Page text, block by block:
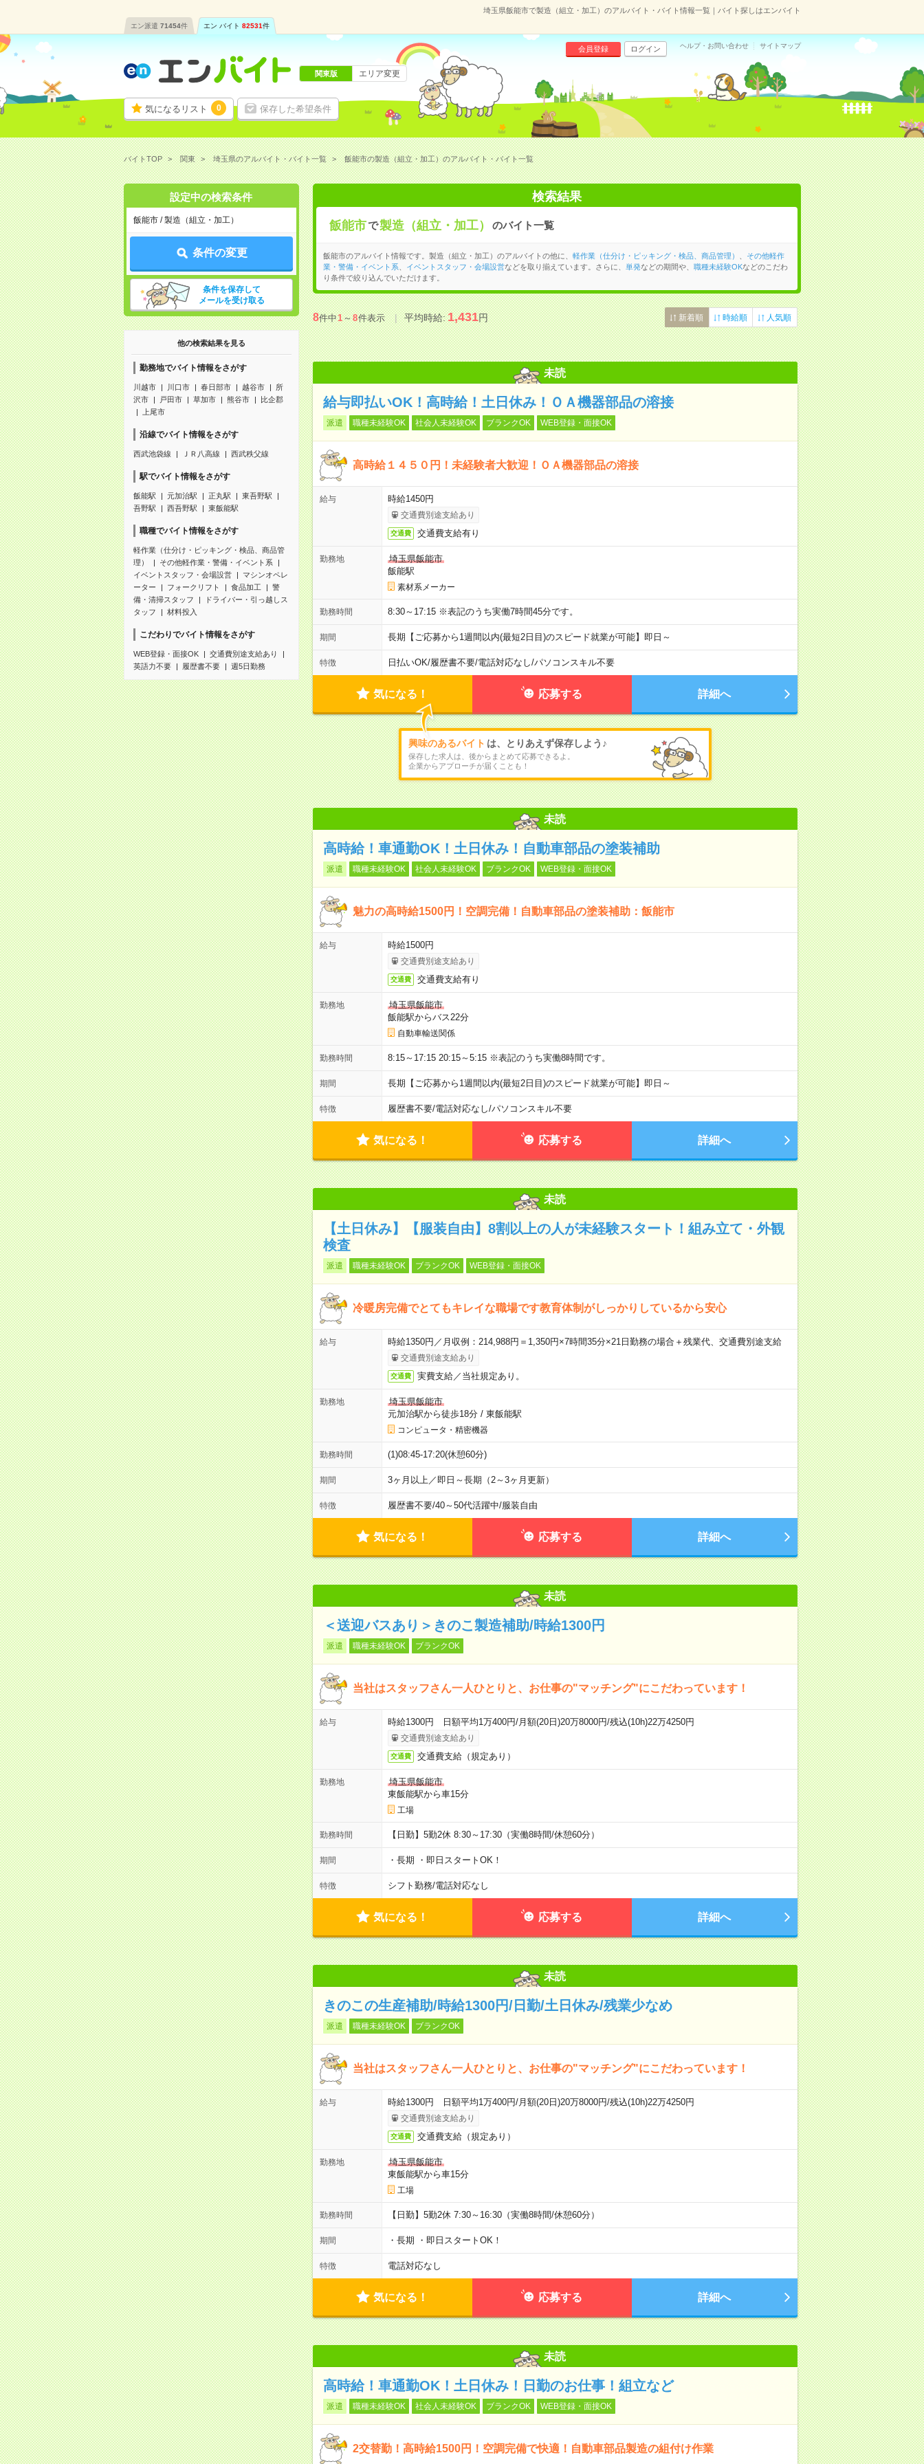
埼玉県飯能市で製造（組立・加工）のアルバイト・バイト情報一覧｜バイト探しはエンバイト
エン派遣 71454件 エン バイト 82531件
気になるリスト 0 保存した希望条件
会員登録 ログイン ヘルプ・お問い合わせ サイトマップ
関東版 エリア変更
バイトTOP 関東 埼玉県のアルバイト・バイト一覧 飯能市の製造（組立・加工）のアルバイト・バイト一覧
設定中の検索条件
飯能市 / 製造（組立・加工）
条件の変更
条件を保存して
メールを受け取る
他の検索結果を見る
勤務地でバイト情報をさがす
川越市 川口市 春日部市 越谷市
所
沢市
戸田市 草加市 熊谷市
比企郡
上尾市
沿線でバイト情報をさがす
西武池袋線 ＪＲ八高線 西武秩父線
駅でバイト情報をさがす
飯能駅 元加治駅 正丸駅
東吾野駅
吾野駅
西吾野駅 東飯能駅
職種でバイト情報をさがす
軽作業（仕分け・ピッキング・検品、商品管
理）
その他軽作業・警備・イベント系
イベントスタッフ・会場設営
マシンオペレ
ーター
フォークリフト 食品加工
警
備・清掃スタッフ
ドライバー・引っ越しス
タッフ
材料投入
こだわりでバイト情報をさがす
WEB登録・面接OK
交通費別途支給あり
英語力不要
履歴書不要 週5日勤務
検索結果
飯能市で製造（組立・加工） のバイト一覧
飯能市のアルバイト情報です。製造（組立・加工）のアルバイトの他に、 軽作業（仕分け・ピッキング・検品、商品管理）
その他軽作
業・警備・イベント系
イベントスタッフ・会場設営などを取り揃えています。さらに、 単発などの期間や、 職種未経験OKなどのこだわ
り条件で絞り込んでいただけます。
8件中1～8件表示 平均時給:1,431円 新着順 時給順 人気順
未読
給与即払いOK！高時給！土日休み！ＯＡ機器部品の溶接
派遣 職種未経験OK 社会人未経験OK ブランクOK WEB登録・面接OK
高時給１４５０円！未経験者大歓迎！ＯＡ機器部品の溶接
給与 時給1450円
交通費別途支給あり
交通費 交通費支給有り
勤務地
埼玉県飯能市
飯能駅
素材系メーカー
勤務時間 8:30～17:15 ※表記のうち実働7時間45分です。
期間 長期【ご応募から1週間以内(最短2日目)のスピード就業が可能】即日～
特徴 日払いOK/履歴書不要/電話対応なし/パソコンスキル不要
気になる！ 応募する 詳細へ
興味のあるバイト は、とりあえず保存しよう♪
保存した求人は、後からまとめて応募できるよ。
企業からアプローチが届くことも！
未読
高時給！車通勤OK！土日休み！自動車部品の塗装補助
派遣 職種未経験OK 社会人未経験OK ブランクOK WEB登録・面接OK
魅力の高時給1500円！空調完備！自動車部品の塗装補助：飯能市
給与 時給1500円
交通費別途支給あり
交通費 交通費支給有り
勤務地
埼玉県飯能市
飯能駅からバス22分
自動車輸送関係
勤務時間 8:15～17:15 20:15～5:15 ※表記のうち実働8時間です。
期間 長期【ご応募から1週間以内(最短2日目)のスピード就業が可能】即日～
特徴 履歴書不要/電話対応なし/パソコンスキル不要
気になる！ 応募する 詳細へ
未読
【土日休み】【服装自由】8割以上の人が未経験スタート！組み立て・外観
検査
派遣 職種未経験OK ブランクOK WEB登録・面接OK
冷暖房完備でとてもキレイな職場です教育体制がしっかりしているから安心
給与 時給1350円／月収例：214,988円＝1,350円×7時間35分×21日勤務の場合＋残業代、交通費別途支給
交通費別途支給あり
交通費 実費支給／当社規定あり。
勤務地
埼玉県飯能市
元加治駅から徒歩18分/ 東飯能駅
コンピュータ・精密機器
勤務時間 (1)08:45-17:20(休憩60分)
期間 3ヶ月以上／即日～長期（2～3ヶ月更新）
特徴 履歴書不要/40～50代活躍中/服装自由
気になる！ 応募する 詳細へ
未読
＜送迎バスあり＞きのこ製造補助/時給1300円
派遣 職種未経験OK ブランクOK
当社はスタッフさん一人ひとりと、お仕事の"マッチング"にこだわっています！
給与 時給1300円 日額平均1万400円/月額(20日)20万8000円/残込(10h)22万4250円
交通費別途支給あり
交通費 交通費支給（規定あり）
勤務地
埼玉県飯能市
東飯能駅から車15分
工場
勤務時間 【日勤】5勤2休 8:30～17:30（実働8時間/休憩60分）
期間 ・長期 ・即日スタートOK！
特徴 シフト勤務/電話対応なし
気になる！ 応募する 詳細へ
未読
きのこの生産補助/時給1300円/日勤/土日休み/残業少なめ
派遣 職種未経験OK ブランクOK
当社はスタッフさん一人ひとりと、お仕事の"マッチング"にこだわっています！
給与 時給1300円 日額平均1万400円/月額(20日)20万8000円/残込(10h)22万4250円
交通費別途支給あり
交通費 交通費支給（規定あり）
勤務地
埼玉県飯能市
東飯能駅から車15分
工場
勤務時間 【日勤】5勤2休 7:30～16:30（実働8時間/休憩60分）
期間 ・長期 ・即日スタートOK！
特徴 電話対応なし
気になる！ 応募する 詳細へ
未読
高時給！車通勤OK！土日休み！日勤のお仕事！組立など
派遣 職種未経験OK 社会人未経験OK ブランクOK WEB登録・面接OK
2交替勤！高時給1500円！空調完備で快適！自動車部品製造の組付け作業